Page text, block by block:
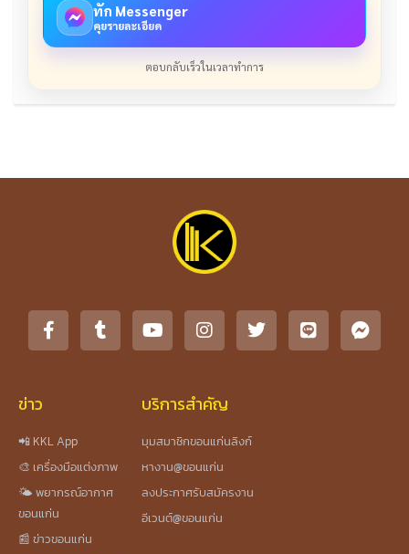
ทัก Messenger
คุยรายละเอียด
ตอบกลับเร็วในเวลาทำการ
ข่าว
📲 KKL App
🎨 เครื่องมือแต่งภาพ
🌤️ พยากรณ์อากาศ
ขอนแก่น
📰 ข่าวขอนแก่น
บริการสำคัญ
มุมสมาชิกขอนแก่นลิงก์
หางาน@ขอนแก่น
ลงประกาศรับสมัครงาน
อีเวนต์@ขอนแก่น